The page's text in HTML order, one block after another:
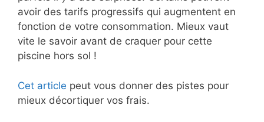
avoir des tarifs progressifs qui augmentent en
fonction de votre consommation. Mieux vaut
vite le savoir avant de craquer pour cette
piscine hors sol !
Cet article peut vous donner des pistes pour
mieux décortiquer vos frais.